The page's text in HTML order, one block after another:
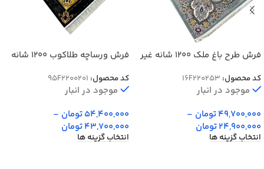
فرش طرح باغ ملک 1200 شانه غیر
کد محصول: 16F220253
موجود در انبار
49,700,000تومان –
24,900,000تومان
انتخاب گزینه ها
فرش ورساچه طلاکوب 1200 شانه
کد محصول: 95F2200201
موجود در انبار
54,400,000تومان –
43,700,000تومان
انتخاب گزینه ها